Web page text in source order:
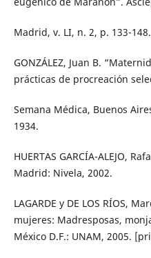
Madrid, v. LI, n. 2, p. 133-
GONZÁLEZ, Juan B.
prácticas de procreación
Semana Médica, Buenos
1934.
HUERTAS GARCÍA-ALEJO,
Madrid: Nivela, 2002.
LAGARDE y DE LOS RÍOS,
mujeres: Madresposas,
México D.F.: UNAM, 2005.